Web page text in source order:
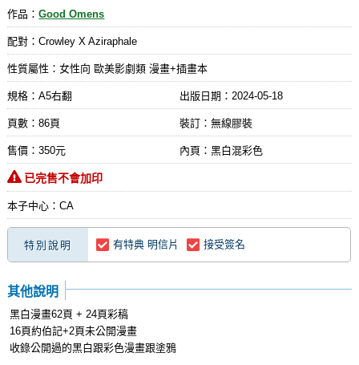
作品：Good Omens
配對：Crowley X Aziraphale
性質屬性：女性向 歐美影劇類 漫畫+插畫本
規格：A5右翻 出版日期： 2024-05-18
頁數：86頁 裝訂：無線膠裝
售價：350元 內頁：黑白混彩色
已完售不會加印
本子中心：CA
特別說明 有特典 明信片 接受簽名
其他說明
黑白漫畫62頁 + 24頁彩稿
16頁約伯記+2頁未公開漫畫
收錄公開過的黑白跟彩色漫畫跟塗鴉